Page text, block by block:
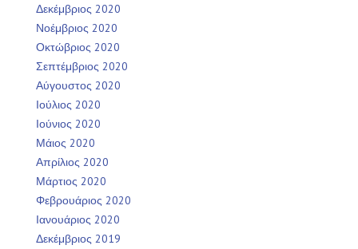
Δεκέμβριος 2020
Νοέμβριος 2020
Οκτώβριος 2020
Σεπτέμβριος 2020
Αύγουστος 2020
Ιούλιος 2020
Ιούνιος 2020
Μάιος 2020
Απρίλιος 2020
Μάρτιος 2020
Φεβρουάριος 2020
Ιανουάριος 2020
Δεκέμβριος 2019